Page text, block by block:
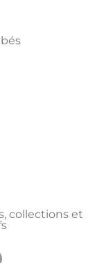
collections et